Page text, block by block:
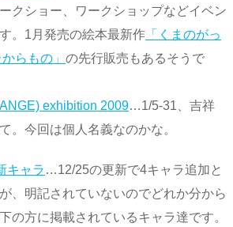
クショー、ワークショップなどイベン
。1月発売の絵本最新作 「くまのがっ
らもの」 の先行販売もあるそうで
exhibition 2009…1/5-31、吉祥
。今回は個人名義なのかな。
キャラ …12/25の更新で4キャラ追加と
、明記されていないのでどれか分から
の方に掲載されているキャラ達です。